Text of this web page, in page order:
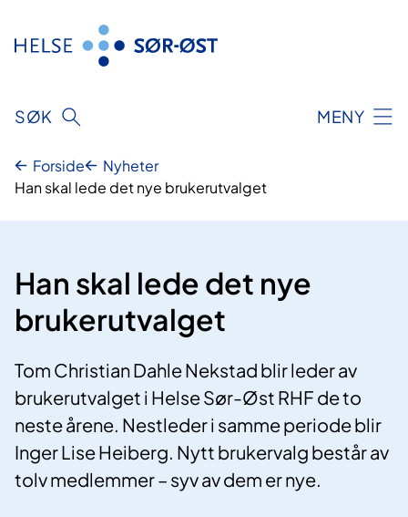
innhold
SØK MENY
Forside
Nyheter
Han skal lede det nye brukerutvalget
Han skal lede det nye
brukerutvalget
Tom Christian Dahle Nekstad blir leder av
brukerutvalget i Helse Sør-Øst RHF de to
neste årene. Nestleder i samme periode blir
Inger Lise Heiberg. Nytt brukervalg består av
tolv medlemmer – syv av dem er nye.